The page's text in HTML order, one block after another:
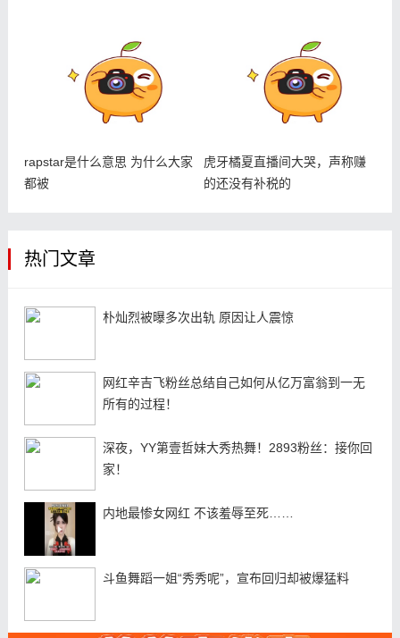
rapstar是什么意思 为什么大家
都被
虎牙橘夏直播间大哭，声称赚
的还没有补税的
热门文章
朴灿烈被曝多次出轨 原因让人震惊
网红辛吉飞粉丝总结自己如何从亿万富翁到一无
所有的过程！
深夜，YY第壹哲妹大秀热舞！2893粉丝：接你回
家！
内地最惨女网红 不该羞辱至死……
斗鱼舞蹈一姐“秀秀呢”，宣布回归却被爆猛料